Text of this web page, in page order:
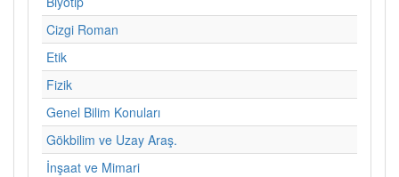
Cizgi Roman
Etik
Fizik
Genel Bilim Konuları
Gökbilim ve Uzay Araş.
İnşaat ve Mimari